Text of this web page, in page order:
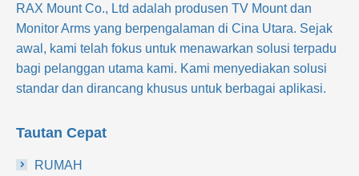
RAX Mount Co., Ltd adalah produsen TV Mount dan
Monitor Arms yang berpengalaman di Cina Utara. Sejak
awal, kami telah fokus untuk menawarkan solusi terpadu
bagi pelanggan utama kami. Kami menyediakan solusi
standar dan dirancang khusus untuk berbagai aplikasi.
Tautan Cepat
RUMAH